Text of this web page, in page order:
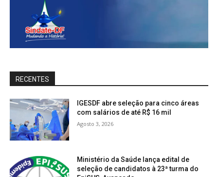
RECENTES
IGESDF abre seleção para cinco áreas
com salários de até R$ 16 mil
Agosto 3, 2026
Ministério da Saúde lança edital de
seleção de candidatos à 23ª turma do